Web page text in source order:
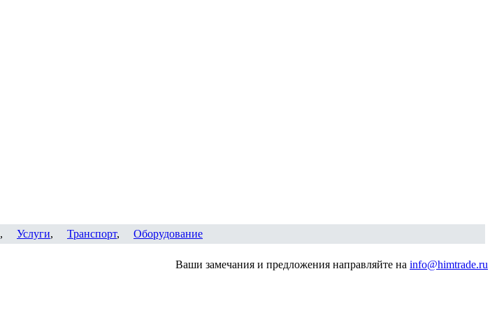
, Услуги, Транспорт, Оборудование
Ваши замечания и предложения направляйте на info@himtrade.ru